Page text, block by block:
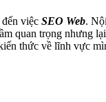
việc SEO Web.
quan trọng
thức về lĩnh vực